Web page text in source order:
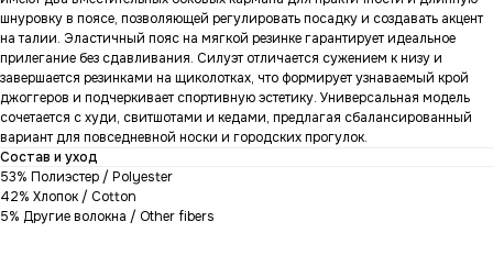
шнуровку в поясе, позволяющей регулировать посадку и создавать акцент
на талии. Эластичный пояс на мягкой резинке гарантирует идеальное
прилегание без сдавливания. Силуэт отличается сужением к низу и
завершается резинками на щиколотках, что формирует узнаваемый крой
джоггеров и подчеркивает спортивную эстетику. Универсальная модель
сочетается с худи, свитшотами и кедами, предлагая сбалансированный
вариант для повседневной носки и городских прогулок.
Состав и уход
53% Полиэстер / Polyester
42% Хлопок / Cotton
5% Другие волокна / Other fibers